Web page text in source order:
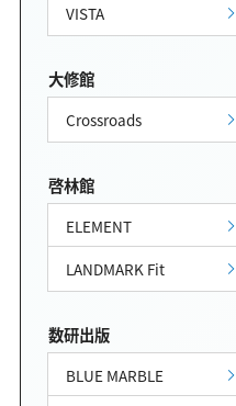
VISTA
大修館
Crossroads
啓林館
ELEMENT
LANDMARK Fit
数研出版
BLUE MARBLE